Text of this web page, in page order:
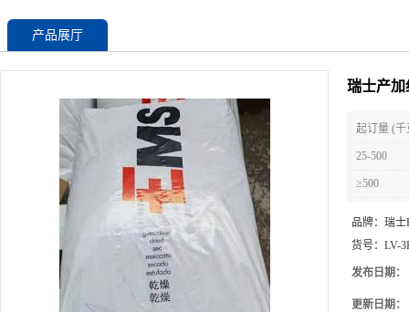
产品展厅
瑞士产加
起订量 (千
25-500
≥500
品牌： 瑞士
货号： LV-
发布日期：
更新日期：